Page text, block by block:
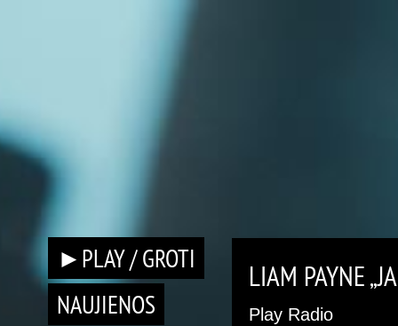
►PLAY / GROTI
NAUJIENOS
LIAM PAYNE
Play Radio